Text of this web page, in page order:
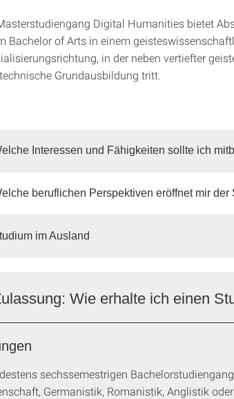
Digital Humanities bietet
Bachelor of Arts in einem
in der neben vertiefter
Grundausbildung tritt.
Interessen und Fähigkeiten sollte ich
beruflichen Perspektiven eröffnet mir der
im Ausland
Wie erhalte ich einen
sechssemestrigen
Germanistik, Romanistik, Anglistik